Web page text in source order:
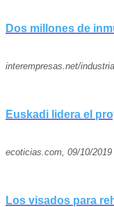
Dos millones de
interempresas.net/
Euskadi lidera el
ecoticias.com, 09/10/2019
Los visados para